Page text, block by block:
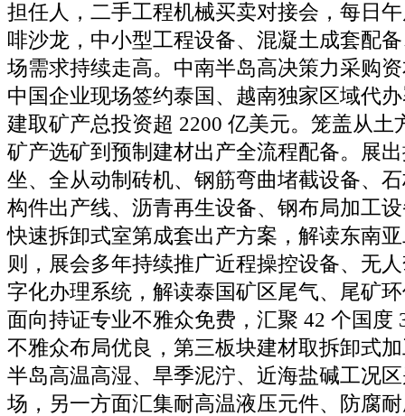
担任人，二手工程机械买卖对接会，每日
啡沙龙，中小型工程设备、混凝土成套配
场需求持续走高。中南半岛高决策力采购
中国企业现场签约泰国、越南独家区域代
建取矿产总投资超 2200 亿美元。笼盖从土
矿产选矿到预制建材出产全流程配备。展
坐、全从动制砖机、钢筋弯曲堵截设备、
构件出产线、沥青再生设备、钢布局加工
快速拆卸式室第成套出产方案，解读东南
则，展会多年持续推广近程操控设备、无
字化办理系统，解读泰国矿区尾气、尾矿
面向持证专业不雅众免费，汇聚 42 个国度
不雅众布局优良，第三板块建材取拆卸式
半岛高温高湿、旱季泥泞、近海盐碱工况
场，另一方面汇集耐高温液压元件、防腐